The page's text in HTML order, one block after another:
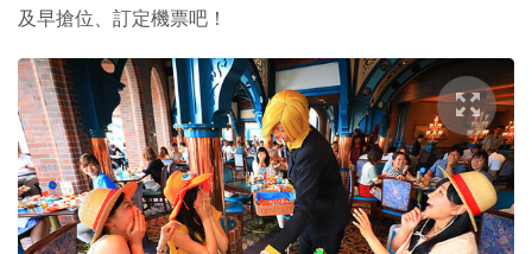
及早搶位、訂定機票吧！